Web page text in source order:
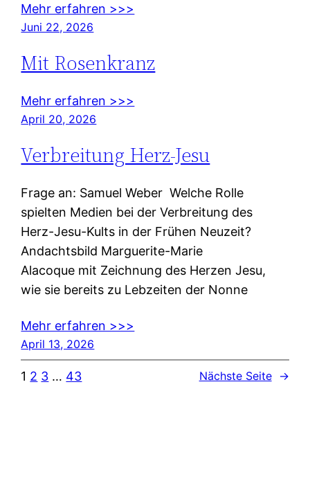
Mehr erfahren >>>
Juni 22, 2026
Mit Rosenkranz
Mehr erfahren >>>
April 20, 2026
Verbreitung Herz-Jesu
Frage an: Samuel Weber Welche Rolle
spielten Medien bei der Verbreitung des
Herz-Jesu-Kults in der Frühen Neuzeit?
Andachtsbild Marguerite-Marie
Alacoque mit Zeichnung des Herzen Jesu,
wie sie bereits zu Lebzeiten der Nonne
Mehr erfahren >>>
April 13, 2026
1 2 3 … 43 Nächste Seite →